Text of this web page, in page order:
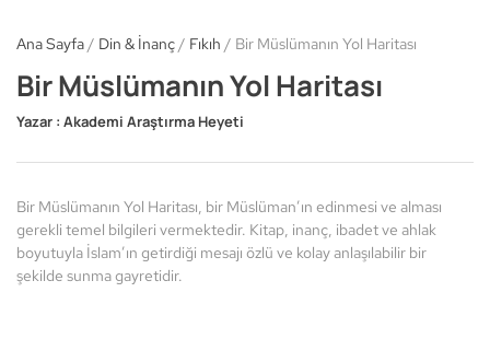
Ana Sayfa / Din & İnanç / Fıkıh / Bir Müslümanın Yol Haritası
Bir Müslümanın Yol Haritası
Yazar : Akademi Araştırma Heyeti
Bir Müslümanın Yol Haritası, bir Müslüman’ın edinmesi ve alması
gerekli temel bilgileri vermektedir. Kitap, inanç, ibadet ve ahlak
boyutuyla İslam’ın getirdiği mesajı özlü ve kolay anlaşılabilir bir
şekilde sunma gayretidir.